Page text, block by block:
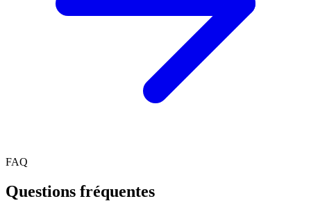
FAQ
Questions fréquentes